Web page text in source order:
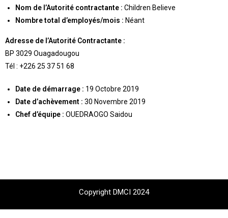
Nom de l’Autorité contractante : Children Believe
Nombre total d’employés/mois : Néant
Adresse de l’Autorité Contractante :
BP 3029 Ouagadougou
Tél : +226 25 37 51 68
Date de démarrage : 19 Octobre 2019
Date d’achèvement : 30 Novembre 2019
Chef d’équipe : OUEDRAOGO Saidou
Copyright DMCI 2024